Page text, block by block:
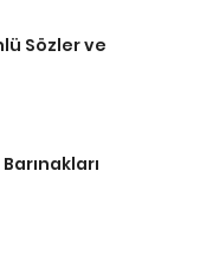
Sözler ve